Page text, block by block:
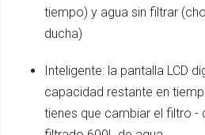
tiempo) y agua sin filtrar
ducha)
Inteligente: la pantalla LCD
capacidad restante en
tienes que cambiar el filtro -